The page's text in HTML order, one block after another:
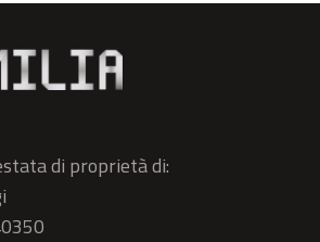
di proprietà di: